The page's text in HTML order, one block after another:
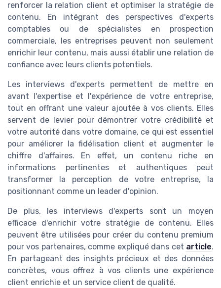
renforcer la relation client et optimiser la stratégie de
contenu. En intégrant des perspectives d'experts
comptables ou de spécialistes en prospection
commerciale, les entreprises peuvent non seulement
enrichir leur contenu, mais aussi établir une relation de
confiance avec leurs clients potentiels.
Les interviews d'experts permettent de mettre en
avant l'expertise et l'expérience de votre entreprise,
tout en offrant une valeur ajoutée à vos clients. Elles
servent de levier pour démontrer votre crédibilité et
votre autorité dans votre domaine, ce qui est essentiel
pour améliorer la fidélisation client et augmenter le
chiffre d'affaires. En effet, un contenu riche en
informations pertinentes et authentiques peut
transformer la perception de votre entreprise, la
positionnant comme un leader d'opinion.
De plus, les interviews d'experts sont un moyen
efficace d'enrichir votre stratégie de contenu. Elles
peuvent être utilisées pour créer du contenu premium
pour vos partenaires, comme expliqué dans cet article.
En partageant des insights précieux et des données
concrètes, vous offrez à vos clients une expérience
client enrichie et un service client de qualité.